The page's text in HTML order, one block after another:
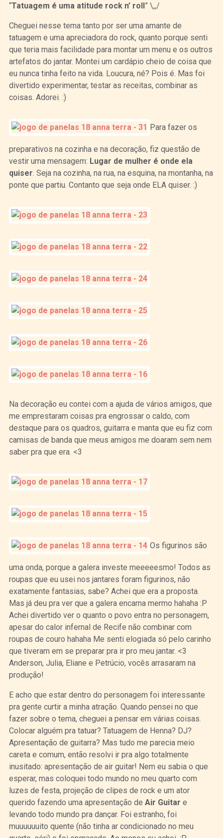
“Tatuagem é uma atitude rock n’ roll” \,,/
Cheguei nesse tema tanto por ser uma amante de
tatuagem e uma apreciadora do rock, quanto porque senti
que teria mais facilidade para montar um menu e os outros
artefatos do jantar. Montei um cardápio cheio de coisa que
eu nunca tinha feito na vida. Loucura, né? Pois é. Mas foi
divertido experimentar, testar as receitas, combinar as
coisas. Adorei. :)
Para fazer os
preparativos na cozinha e na decoração, fiz questão de
vestir uma mensagem: Lugar de mulher é onde ela
quiser . Seja na cozinha, na rua, na esquina, na montanha, na
ponte que partiu. Contanto que seja onde ELA quiser. :)
Na decoração eu contei com a ajuda de vários amigos, que
me emprestaram coisas pra engrossar o caldo, com
destaque para os quadros, guitarra e manta que eu fiz com
camisas de banda que meus amigos me doaram sem nem
saber pra que era. <3
Os figurinos são
uma onda, porque a galera investe meeeeesmo! Todos as
roupas que eu usei nos jantares foram figurinos, não
exatamente fantasias, sabe? Achei que era a proposta.
Mas já deu pra ver que a galera encarna mermo hahaha :P
Achei divertido ver o quanto o povo entra no personagem,
apesar do calor infernal de Recife não combinar com
roupas de couro hahaha Me senti elogiada só pelo carinho
que tiveram em se preparar pra ir pro meu jantar. <3
Anderson, Julia, Eliane e Petrúcio, vocês arrasaram na
produção!
E acho que estar dentro do personagem foi interessante
pra gente curtir a minha atração. Quando pensei no que
fazer sobre o tema, cheguei a pensar em várias coisas.
Colocar alguém pra tatuar? Tatuagem de Henna? DJ?
Apresentação de guitarra? Mas tudo me parecia meio
careta e comum, então resolvi ir pra algo totalmente
inusitado: apresentação de air guitar! Nem eu sabia o que
esperar, mas coloquei todo mundo no meu quarto com
luzes de festa, projeção de clipes de rock e um ator
querido fazendo uma apresentação de Air Guitar e
levando todo mundo pra dançar. Foi estranho, foi
muuuuuuito quente (não tinha ar condicionado no meu